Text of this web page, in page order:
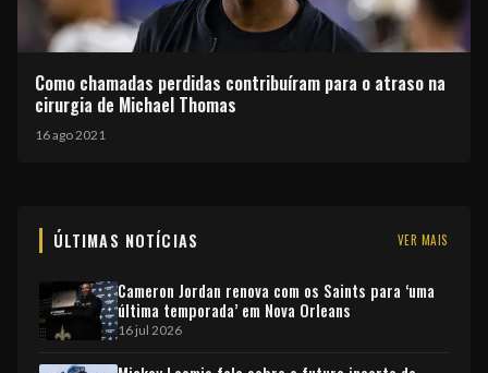
Como chamadas perdidas contribuíram para o atraso na
cirurgia de Michael Thomas
16 ago 2021
ÚLTIMAS NOTÍCIAS VER MAIS
Cameron Jordan renova com os Saints para ‘uma
última temporada’ em Nova Orleans
16 jul 2026